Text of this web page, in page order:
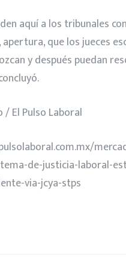
aquí a los tribunales con
que los jueces
y después puedan
El Pulso Laboral
de-justicia-laboral-
via-jcya-stps